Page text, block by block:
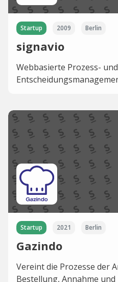
Startup 2009 Berlin
signavio
Webbasierte Prozess- und
Startup 2021 Berlin
Gazindo
Vereint die Prozesse der
Bestellung, Annahme